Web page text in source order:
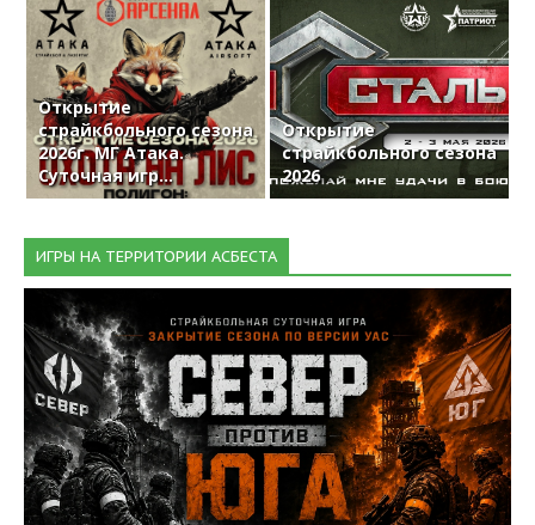
Открытие
страйкбольного сезона
2026г. МГ Атака.
Суточная игр...
Открытие
страйкбольного сезона
2026
ИГРЫ НА ТЕРРИТОРИИ АСБЕСТА